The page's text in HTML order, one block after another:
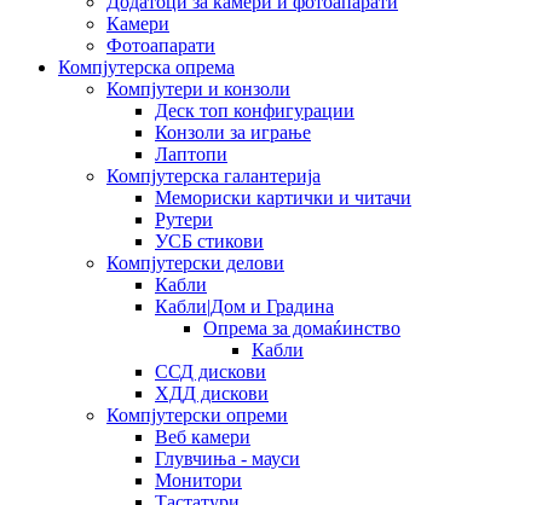
Камери
Фотоапарати
Компјутерска опрема
Компјутери и конзоли
Деск топ конфигурации
Конзоли за играње
Лаптопи
Компјутерска галантерија
Мемориски картички и читачи
Рутери
УСБ стикови
Компјутерски делови
Кабли
Кабли|Дом и Градина
Опрема за домаќинство
Кабли
ССД дискови
ХДД дискови
Компјутерски опреми
Веб камери
Глувчиња - мауси
Монитори